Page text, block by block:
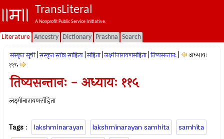
TransLiteral
A Nonprofit Public Service Initiative.
Literature Ancestry Dictionary Prashna Search
संस्कृत सूची संस्कृत स्तोत्र साहित्य संहिता लक्ष्मीनारायणसंहिता तिष्यसन्तानः
अध्यायः
११५
तिष्यसन्तानः - अध्यायः ११५
लक्ष्मीनारायणसंहिता
Tags : lakshminarayan lakshminarayan samhita
samhita